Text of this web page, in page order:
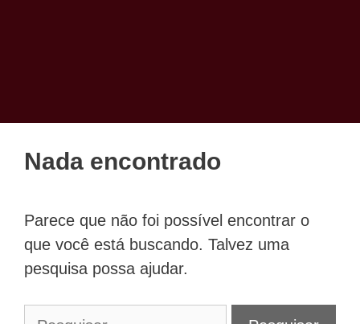
Nada encontrado
Parece que não foi possível encontrar o
que você está buscando. Talvez uma
pesquisa possa ajudar.